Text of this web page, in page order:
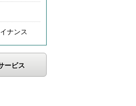
ナンス
ービス